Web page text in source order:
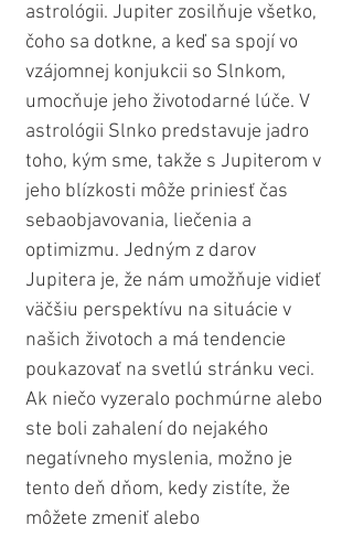
astrológii. Jupiter zosilňuje všetko,
čoho sa dotkne, a keď sa spojí vo
vzájomnej konjukcii so Slnkom,
umocňuje jeho životodarné lúče. V
astrológii Slnko predstavuje jadro
toho, kým sme, takže s Jupiterom v
jeho blízkosti môže priniesť čas
sebaobjavovania, liečenia a
optimizmu. Jedným z darov
Jupitera je, že nám umožňuje vidieť
väčšiu perspektívu na situácie v
našich životoch a má tendencie
poukazovať na svetlú stránku veci.
Ak niečo vyzeralo pochmúrne alebo
ste boli zahalení do nejakého
negatívneho myslenia, možno je
tento deň dňom, kedy zistíte, že
môžete zmeniť alebo